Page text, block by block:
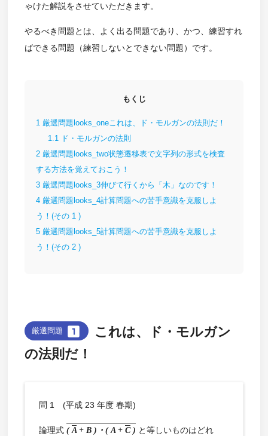
ゃけた解説をさせていただきます。
やるべき問題とは、よく出る問題であり、かつ、練習すれ
ばできる問題（練習しないとできない問題）です。
もくじ
1 厳選問題looks_oneこれは、ド・モルガンの法則だ！
1.1
ド・モルガンの法則
2 厳選問題looks_two状態遷移表で文字列の形式を検査
する方法を覚えておこう！
3 厳選問題looks_3伸びて行くから「木」なのです！
4 厳選問題looks_4計算問題への苦手意識を克服しよ
う！(その 1 )
5 厳選問題looks_5計算問題への苦手意識を克服しよ
う！(その 2 )
厳選問題 looks_one
これは、ド・モルガン
の法則だ！
問 1 (平成 23 年度 春期)
論理式 (A+ B )・( A + C) と等しいものはどれ